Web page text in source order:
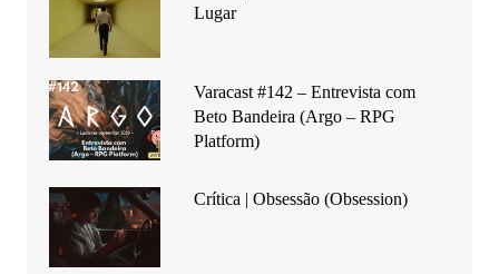
Lugar
Varacast #142 – Entrevista com
Beto Bandeira (Argo – RPG
Platform)
Crítica | Obsessão (Obsession)